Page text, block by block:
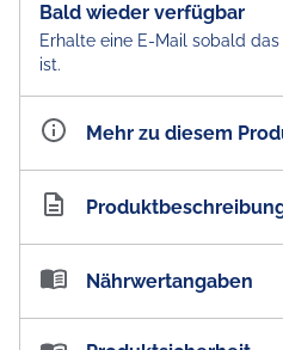
Bald wieder verfügbar
Erhalte eine E-Mail sobald
ist.
Mehr zu diesem
Artikelnummer
Kirks Lemonade Sugar Free
Ein Aussie-Favorit. Am
Nährwertangaben